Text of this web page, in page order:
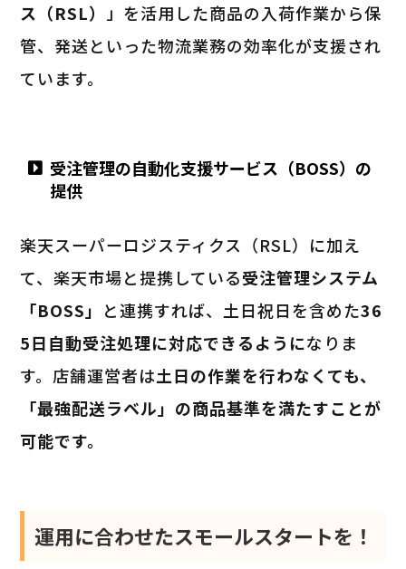
ス（RSL） 」を活用した商品の入荷作業から保
管、発送といった物流業務の効率化が支援され
ています。
受注管理の自動化支援サービス（BOSS）の
提供
楽天スーパーロジスティクス（RSL）に加え
て、楽天市場と提携している受注管理システム
「BOSS」 と連携すれば、土日祝日を含めた36
5日自動受注処理に対応できるようになりま
す。店舗運営者は土日の作業を行わなくても、
「最強配送ラベル」の商品基準を満たすことが
可能です。
運用に合わせたスモールスタートを！